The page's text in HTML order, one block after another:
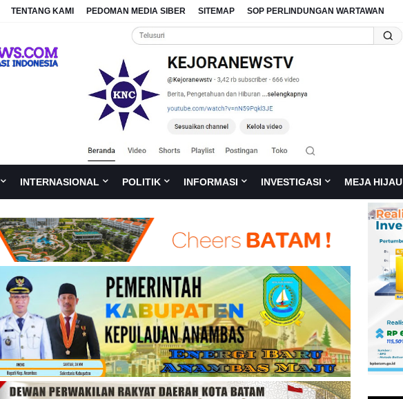
TENTANG KAMI PEDOMAN MEDIA SIBER SITEMAP SOP PERLINDUNGAN WARTAWAN
INTERNASIONAL POLITIK INFORMASI INVESTIGASI MEJA HIJAU